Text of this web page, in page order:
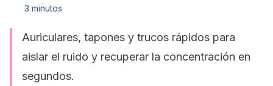
3 minutos
Auriculares, tapones y trucos rápidos para
aislar el ruido y recuperar la concentración en
segundos.